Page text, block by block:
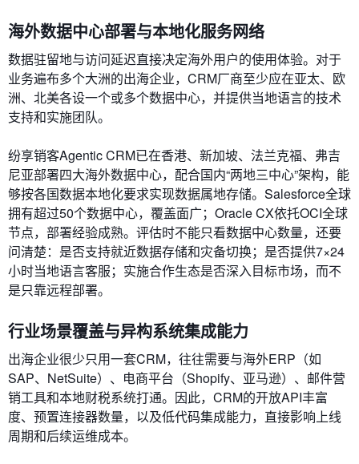
海外数据中心部署与本地化服务网络
数据驻留地与访问延迟直接决定海外用户的使用体验。对于
业务遍布多个大洲的出海企业，CRM厂商至少应在亚太、欧
洲、北美各设一个或多个数据中心，并提供当地语言的技术
支持和实施团队。
纷享销客Agentic CRM已在香港、新加坡、法兰克福、弗吉
尼亚部署四大海外数据中心，配合国内“两地三中心”架构，能
够按各国数据本地化要求实现数据属地存储。Salesforce全球
拥有超过50个数据中心，覆盖面广；Oracle CX依托OCI全球
节点，部署经验成熟。评估时不能只看数据中心数量，还要
问清楚：是否支持就近数据存储和灾备切换；是否提供7×24
小时当地语言客服；实施合作生态是否深入目标市场，而不
是只靠远程部署。
行业场景覆盖与异构系统集成能力
出海企业很少只用一套CRM，往往需要与海外ERP（如
SAP、NetSuite）、电商平台（Shopify、亚马逊）、邮件营
销工具和本地财税系统打通。因此，CRM的开放API丰富
度、预置连接器数量，以及低代码集成能力，直接影响上线
周期和后续运维成本。